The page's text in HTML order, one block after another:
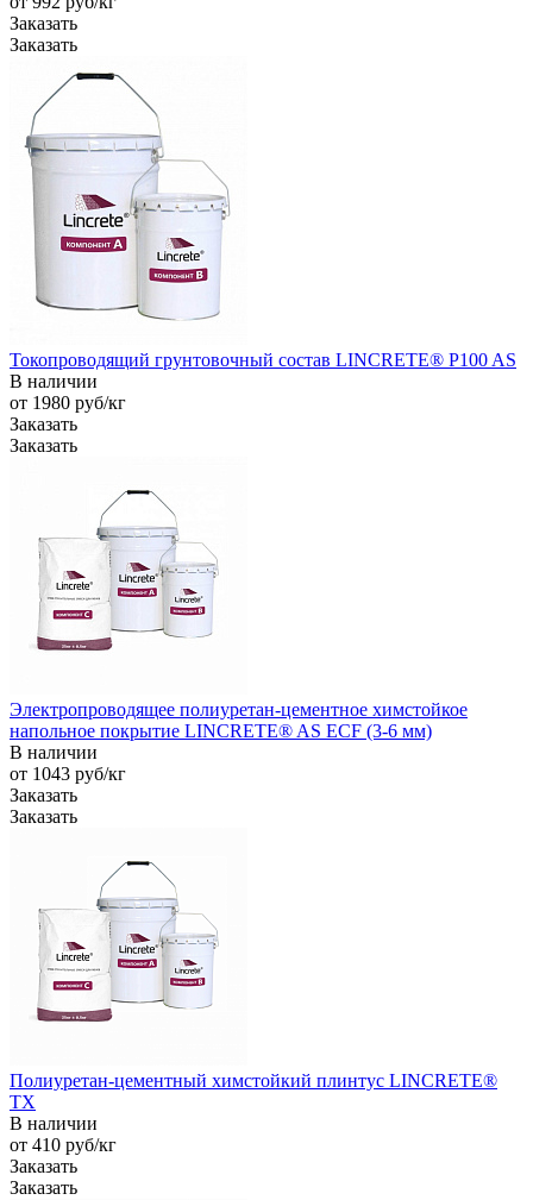
Заказать
Заказать
Токопроводящий грунтовочный состав LINCRETE® P100 AS
В наличии
от 1980 руб/кг
Заказать
Заказать
Электропроводящее полиуретан-цементное химстойкое
напольное покрытие LINCRETE® AS ECF (3-6 мм)
В наличии
от 1043 руб/кг
Заказать
Заказать
Полиуретан-цементный химстойкий плинтус LINCRETE®
TX
В наличии
от 410 руб/кг
Заказать
Заказать